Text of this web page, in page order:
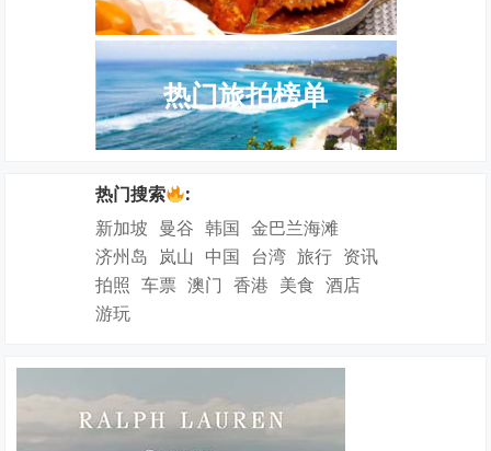
热门旅拍榜单
热门搜索
:
新加坡 曼谷 韩国 金巴兰海滩
济州岛 岚山 中国 台湾 旅行 资讯
拍照 车票 澳门 香港 美食 酒店
游玩